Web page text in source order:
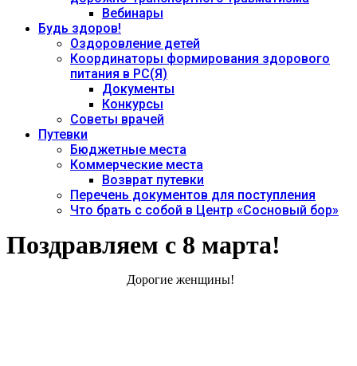
Вебинары
Будь здоров!
Оздоровление детей
Координаторы формирования здорового
питания в РС(Я)
Документы
Конкурсы
Советы врачей
Путевки
Бюджетные места
Коммерческие места
Возврат путевки
Перечень документов для поступления
Что брать с собой в Центр «Сосновый бор»
Поздравляем с 8 марта!
Дорогие женщины!